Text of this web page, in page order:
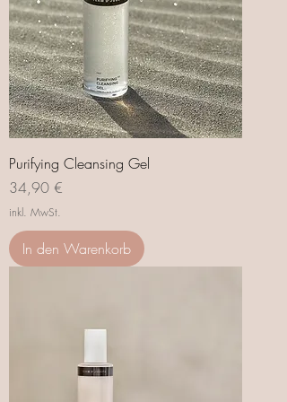
Purifying Cleansing Gel
Preis
34,90 €
inkl. MwSt.
In den Warenkorb